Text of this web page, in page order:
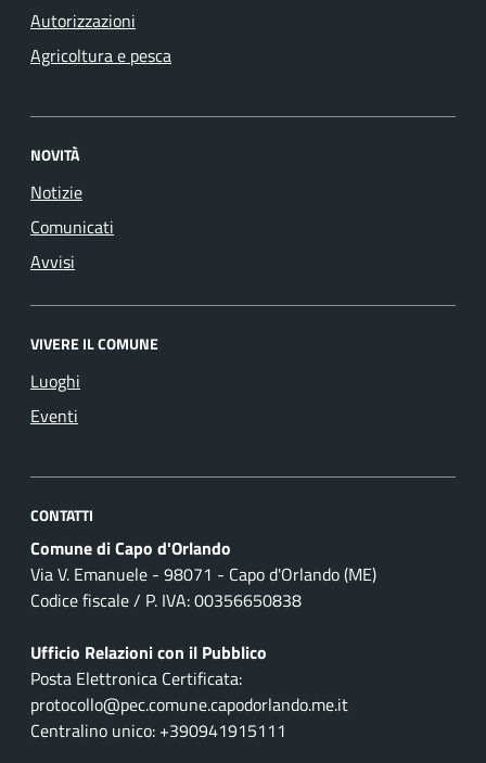
Autorizzazioni
Agricoltura e pesca
NOVITÀ
Notizie
Comunicati
Avvisi
VIVERE IL COMUNE
Luoghi
Eventi
CONTATTI
Comune di Capo d'Orlando
Via V. Emanuele - 98071 - Capo d'Orlando (ME)
Codice fiscale / P. IVA: 00356650838
Ufficio Relazioni con il Pubblico
Posta Elettronica Certificata:
protocollo@pec.comune.capodorlando.me.it
Centralino unico: +390941915111